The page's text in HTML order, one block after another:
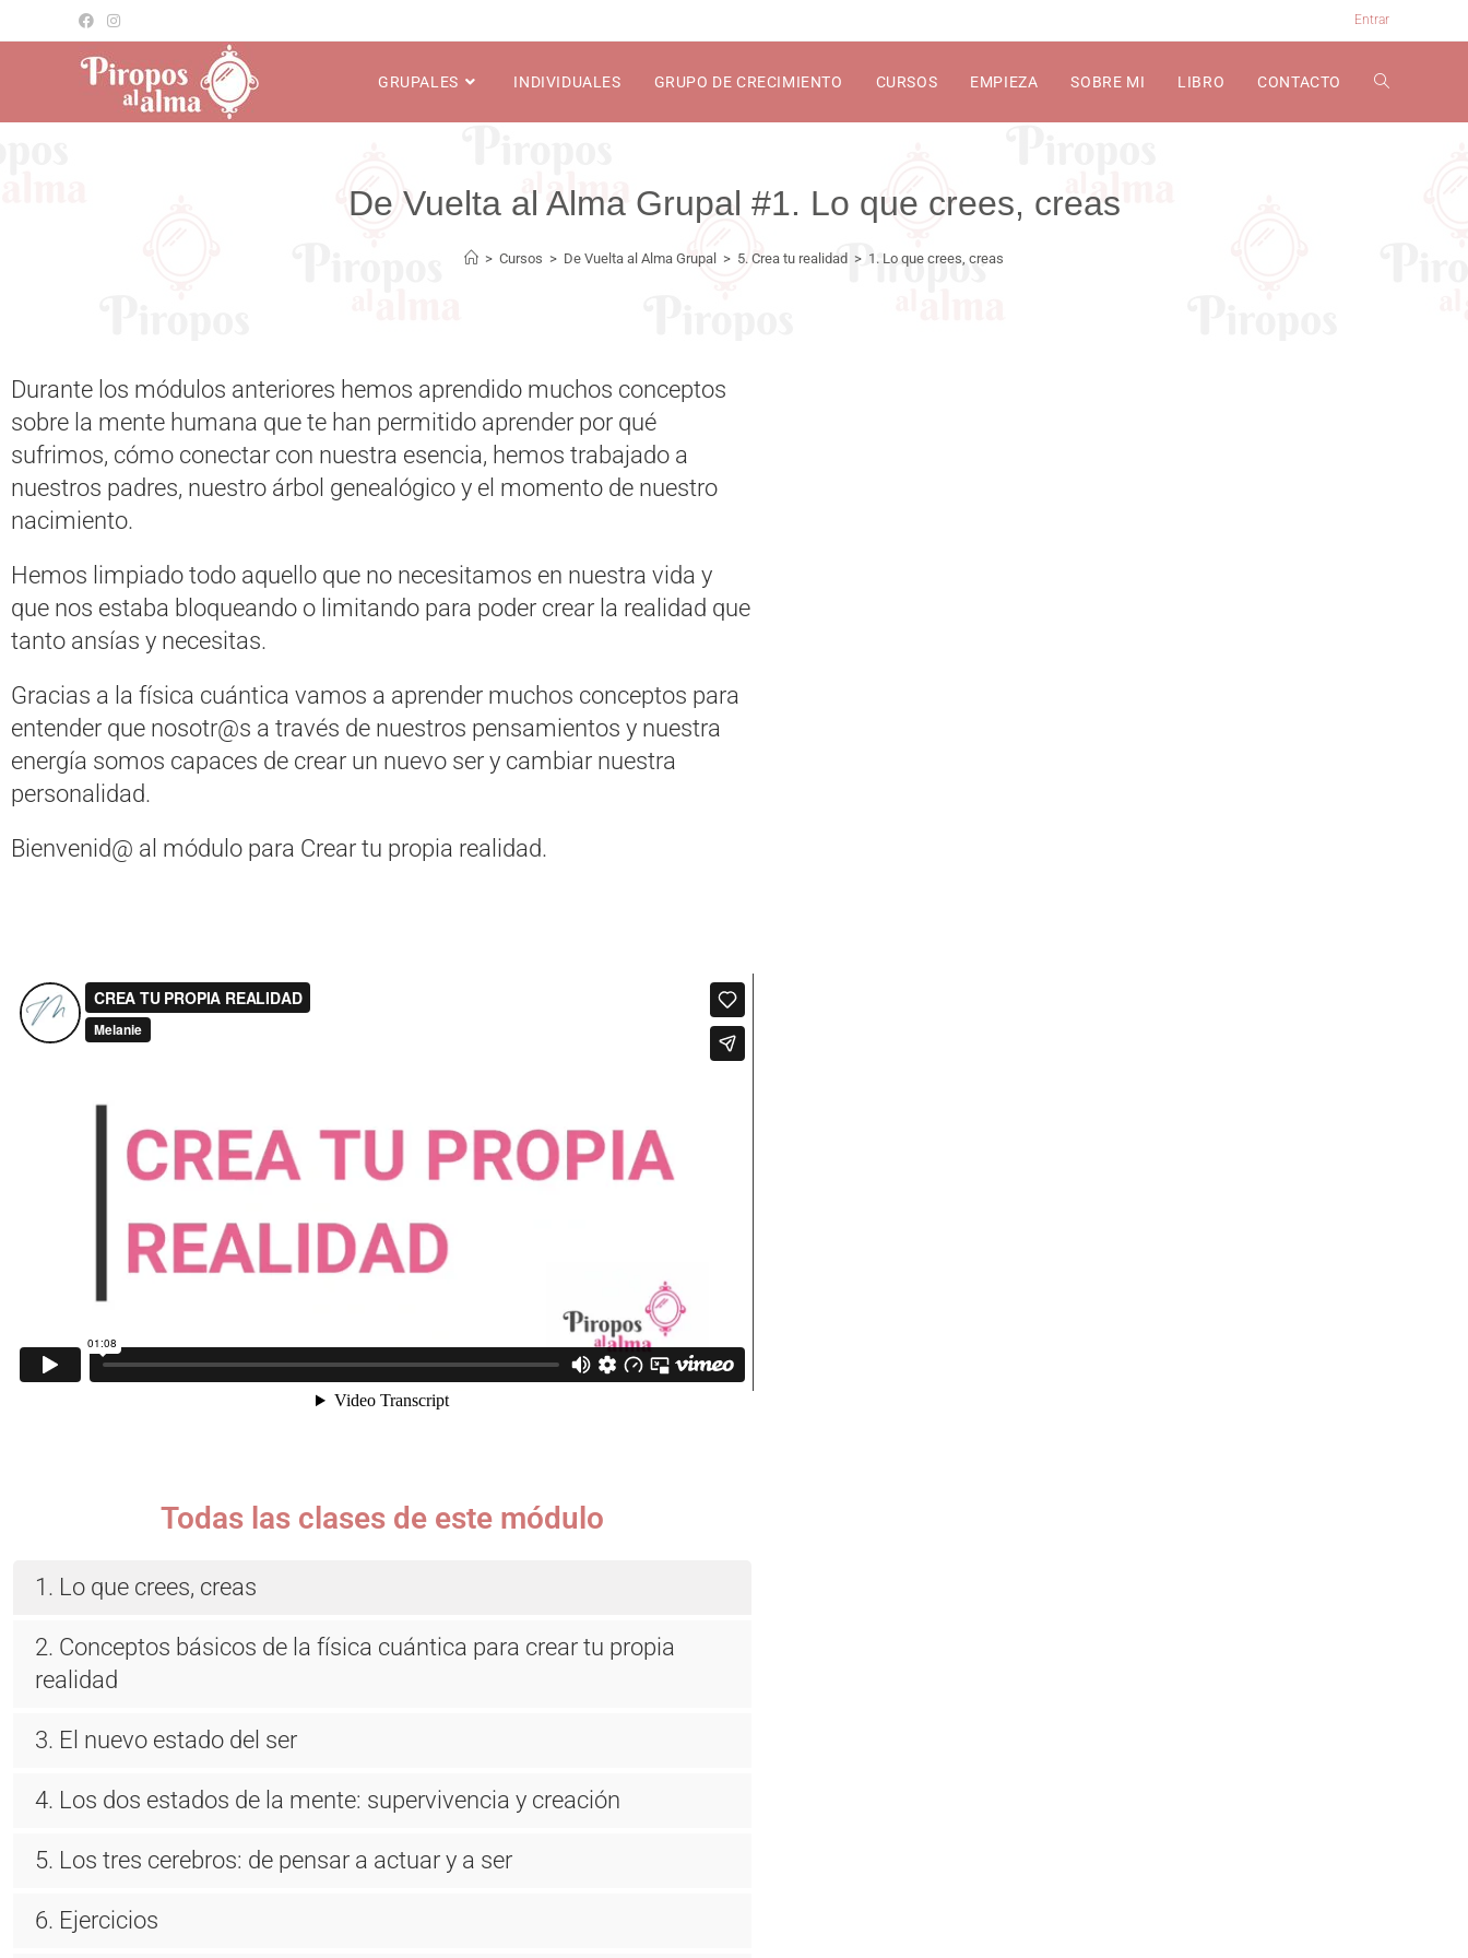
Entrar
GRUPALES INDIVIDUALES GRUPO DE CRECIMIENTO CURSOS EMPIEZA SOBRE MI LIBRO CONTACTO
1. Lo que crees, creas
> Cursos > De Vuelta al Alma Grupal > 5. Crea tu realidad > 1. Lo que crees, creas
Durante los módulos anteriores hemos aprendido muchos conceptos
sobre la mente humana que te han permitido aprender por qué
sufrimos, cómo conectar con nuestra esencia, hemos trabajado a
nuestros padres, nuestro árbol genealógico y el momento de nuestro
nacimiento.
Hemos limpiado todo aquello que no necesitamos en nuestra vida y
que nos estaba bloqueando o limitando para poder crear la realidad que
tanto ansías y necesitas.
Gracias a la física cuántica vamos a aprender muchos conceptos para
entender que nosotr@s a través de nuestros pensamientos y nuestra
energía somos capaces de crear un nuevo ser y cambiar nuestra
personalidad.
Bienvenid@ al módulo para Crear tu propia realidad.
Todas las clases de este módulo
1. Lo que crees, creas
2. Conceptos básicos de la física cuántica para crear tu propia
realidad
3. El nuevo estado del ser
4. Los dos estados de la mente: supervivencia y creación
5. Los tres cerebros: de pensar a actuar y a ser
6. Ejercicios